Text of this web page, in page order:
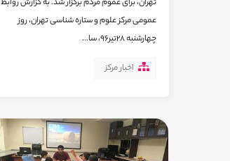
عمومی مرکز علوم و ستاره شناسی تهران، روز
چهارشنبه 28تیر96، سا...
اخبار مرکز